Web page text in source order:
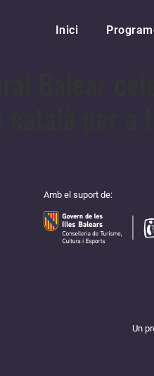
Inici
Amb el suport de:
Un